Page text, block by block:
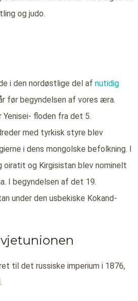
og judo.
i den nordøstlige del af nutidig
før begyndelsen af vores æra.
floden fra det 5.
med tyrkisk styre blev
i dens mongolske befolkning. I
oiratit og Kirgisistan blev nominelt
I begyndelsen af det 19.
under den usbekiske Kokand-
til det russiske imperium i 1876,